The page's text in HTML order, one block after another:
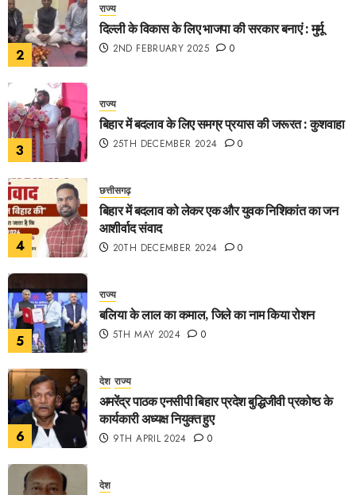
2
राज्य
दिल्ली के विकास के लिए भाजपा की सरकार बनाएं : मुर्मू
2ND FEBRUARY 2025 0
3
राज्य
बिहार में बदलाव के लिए समग्र प्रयास की जरूरत : कुशवाहा
25TH DECEMBER 2024 0
4
छत्तीसगढ़
बिहार में बदलाव को लेकर एक और युवक निशिकांत का जन
आशीर्वाद संवाद
20TH DECEMBER 2024 0
5
राज्य
बलिया के लाल का कमाल, जिले का नाम किया रोशन
5TH MAY 2024 0
6
देश राज्य
अमरेंद्र पाठक एनसीपी बिहार प्रदेश बुद्धिजीवी प्रकोष्ठ के
कार्यकारी अध्यक्ष नियुक्त हुए
9TH APRIL 2024 0
देश